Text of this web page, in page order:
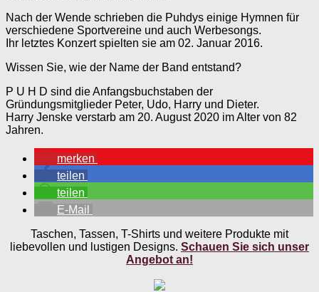
Nach der Wende schrieben die Puhdys einige Hymnen für
verschiedene Sportvereine und auch Werbesongs.
Ihr letztes Konzert spielten sie am 02. Januar 2016.
Wissen Sie, wie der Name der Band entstand?
P U H D sind die Anfangsbuchstaben der
Gründungsmitglieder Peter, Udo, Harry und Dieter.
Harry Jenske verstarb am 20. August 2020 im Alter von 82
Jahren.
merken
teilen
teilen
E-Mail
Taschen, Tassen, T-Shirts und weitere Produkte mit
liebevollen und lustigen Designs. Schauen Sie sich unser
Angebot an!